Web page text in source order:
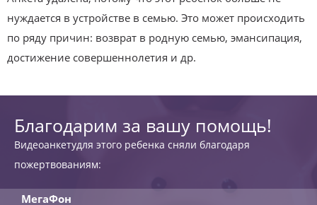
нуждается в устройстве в семью. Это может происходить
по ряду причин: возврат в родную семью, эмансипация,
достижение совершеннолетия и др.
Благодарим за вашу помощь!
Видеоанкетудля этого ребенка сняли благодаря
пожертвованиям:
МегаФон